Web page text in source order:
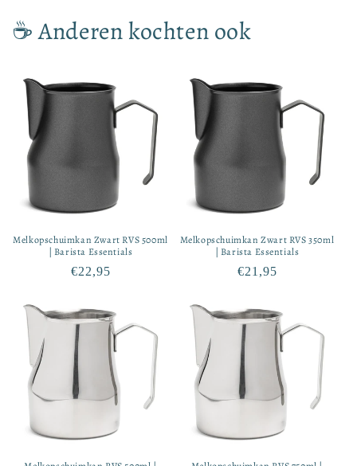
☕ Anderen kochten ook
Melkopschuimkan Zwart RVS 500ml
| Barista Essentials
Normale
€22,95
Melkopschuimkan Zwart RVS 350ml
| Barista Essentials
Normale
€21,95